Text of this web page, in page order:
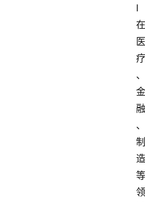
I
在
医
疗
、
金
融
、
制
造
等
领